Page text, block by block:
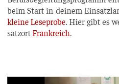
beim Start in dei­nem
klei­ne Lese­pro­be. Hier gibt es
satz­ortFrank­reich.